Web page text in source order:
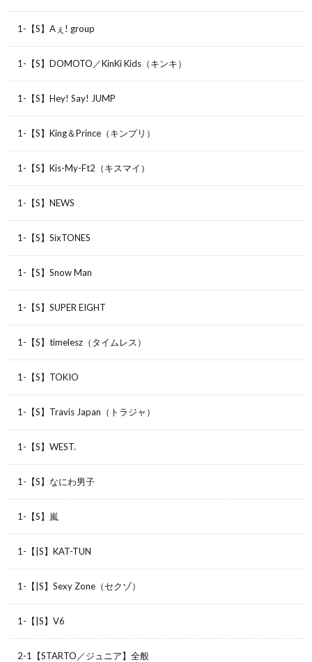
1-【S】Aぇ! group
1-【S】DOMOTO／KinKi Kids（キンキ）
1-【S】Hey! Say! JUMP
1-【S】King＆Prince（キンプリ）
1-【S】Kis-My-Ft2（キスマイ）
1-【S】NEWS
1-【S】SixTONES
1-【S】Snow Man
1-【S】SUPER EIGHT
1-【S】timelesz（タイムレス）
1-【S】TOKIO
1-【S】Travis Japan（トラジャ）
1-【S】WEST.
1-【S】なにわ男子
1-【S】嵐
1-【|S】KAT-TUN
1-【|S】Sexy Zone（セクゾ）
1-【|S】V6
2-1【STARTO／ジュニア】全般